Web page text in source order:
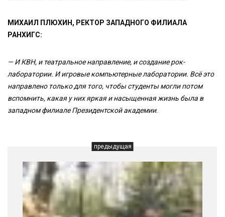
МИХАИЛ ПЛЮХИН, РЕКТОР ЗАПАДНОГО ФИЛИАЛА
РАНХИГС:
—И КВН, и театральное направление, и создание рок-
лаборатории. И игровые компьютерные лаборатории. Всё это
направлено только для того, чтобы студенты могли потом
вспомнить, какая у них яркая и насыщенная жизнь была в
западном филиале Президентской академии.
предыдущая